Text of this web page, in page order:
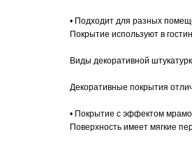
• Подходит для разных
Покрытие используют в
Виды декоративной
Декоративные покрытия
• Покрытие с эффектом
Поверхность имеет мягкие